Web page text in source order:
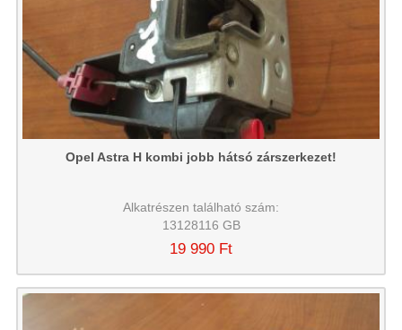
Opel Astra H kombi jobb hátsó zárszerkezet!
Alkatrészen található szám:
13128116 GB
19 990 Ft